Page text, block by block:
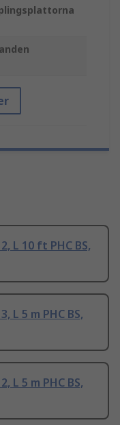
L 10 ft PHC BS,
L 5 m PHC BS,
L 5 m PHC BS,